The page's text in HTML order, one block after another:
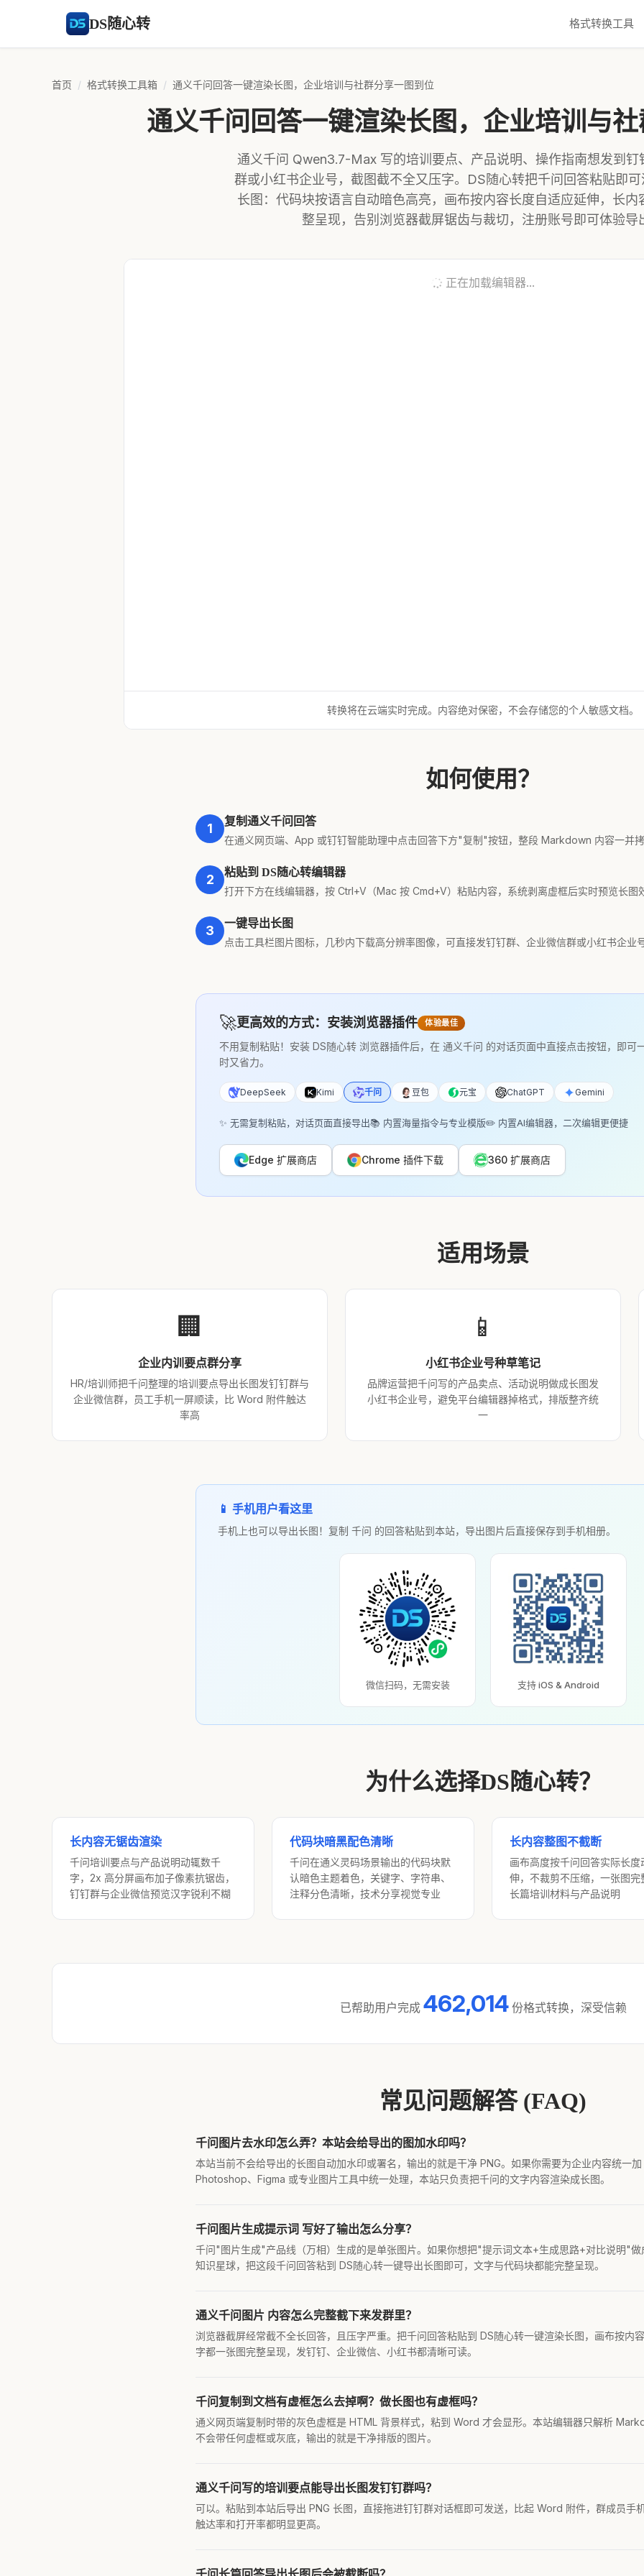
DS随心转 格式转换工具
首页 / 格式转换工具箱 / 通义千问回答一键渲染长图，企业培训与社群分享一图到位
通义千问回答一键渲染长图，企业培训与
通义千问 Qwen3.7-Max 写的培训要点、产品说明、操作指南想发到钉
群或小红书企业号，截图截不全又压字。DS随心转把千问回答粘贴即
长图：代码块按语言自动暗色高亮，画布按内容长度自适应延伸，长内
整呈现，告别浏览器截屏锯齿与裁切，注册账号即可体验导
正在加载编辑器...
转换将在云端实时完成。内容绝对保密，不会存储您的个人敏感文档。
如何使用？
1
复制通义千问回答
在通义网页端、App 或钉钉智能助理中点击回答下方"复制"按钮，整段 Markdown 内容一并
2
粘贴到 DS随心转编辑器
打开下方在线编辑器，按 Ctrl+V（Mac 按 Cmd+V）粘贴内容，系统剥离虚框后实时预览长图
3
一键导出长图
点击工具栏图片图标，几秒内下载高分辨率图像，可直接发钉钉群、企业微信群或小红书企业
🚀更高效的方式：安装浏览器插件 体验最佳
不用复制粘贴！安装 DS随心转 浏览器插件后，在 通义千问 的对话页面中直接点击按钮，即可
时又省力。
DeepSeek Kimi 千问 豆包 元宝 ChatGPT Gemini
✨ 无需复制粘贴，对话页面直接导出📚 内置海量指令与专业模版✏️ 内置AI编辑器，二次编辑更便捷
Edge 扩展商店 Chrome 插件下载 360 扩展商店
适用场景
🏢
企业内训要点群分享
HR/培训师把千问整理的培训要点导出长图发钉钉群与
企业微信群，员工手机一屏顺读，比 Word 附件触达
率高
📱
小红书企业号种草笔记
品牌运营把千问写的产品卖点、活动说明做成长图发
小红书企业号，避免平台编辑器掉格式，排版整齐统
一
📱 手机用户看这里
手机上也可以导出长图！复制 千问 的回答粘贴到本站，导出图片后直接保存到手机相册。
微信扫码，无需安装 支持 iOS & Android
为什么选择DS随心转？
长内容无锯齿渲染
千问培训要点与产品说明动辄数千
字，2x 高分屏画布加子像素抗锯齿，
钉钉群与企业微信预览汉字锐利不糊
代码块暗黑配色清晰
千问在通义灵码场景输出的代码块默
认暗色主题着色，关键字、字符串、
注释分色清晰，技术分享视觉专业
长内容整图不截断
画布高度按千问回答实际长度
伸，不裁剪不压缩，一张图完
长篇培训材料与产品说明
已帮助用户完成 462,014份格式转换，深受信赖
常见问题解答 (FAQ)
千问图片去水印怎么弄？本站会给导出的图加水印吗？
本站当前不会给导出的长图自动加水印或署名，输出的就是干净 PNG。如果你需要为企业内容统一
Photoshop、Figma 或专业图片工具中统一处理，本站只负责把千问的文字内容渲染成长图。
千问图片生成提示词 写好了输出怎么分享？
千问"图片生成"产品线（万相）生成的是单张图片。如果你想把"提示词文本+生成思路+对比说明"做
知识星球，把这段千问回答粘到 DS随心转一键导出长图即可，文字与代码块都能完整呈现。
通义千问图片 内容怎么完整截下来发群里？
浏览器截屏经常截不全长回答，且压字严重。把千问回答粘贴到 DS随心转一键渲染长图，画布按内
字都一张图完整呈现，发钉钉、企业微信、小红书都清晰可读。
千问复制到文档有虚框怎么去掉啊？做长图也有虚框吗？
通义网页端复制时带的灰色虚框是 HTML 背景样式，粘到 Word 才会显形。本站编辑器只解析
不会带任何虚框或灰底，输出的就是干净排版的图片。
通义千问写的培训要点能导出长图发钉钉群吗？
可以。粘贴到本站后导出 PNG 长图，直接拖进钉钉群对话框即可发送，比起 Word 附件，群成员手
触达率和打开率都明显更高。